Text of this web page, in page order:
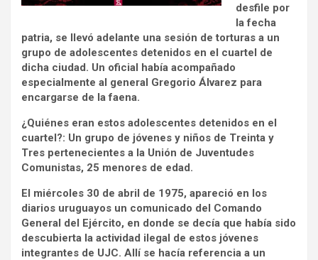
desfile por
la fecha
patria, se llevó adelante una sesión de torturas a un
grupo de adolescentes detenidos en el cuartel de
dicha ciudad. Un oficial había acompañado
especialmente al general Gregorio Álvarez para
encargarse de la faena.
¿Quiénes eran estos adolescentes detenidos en el
cuartel?: Un grupo de jóvenes y niños de Treinta y
Tres pertenecientes a la Unión de Juventudes
Comunistas, 25 menores de edad.
El miércoles 30 de abril de 1975, apareció en los
diarios uruguayos un comunicado del Comando
General del Ejército, en donde se decía que había sido
descubierta la actividad ilegal de estos jóvenes
integrantes de UJC. Allí se hacía referencia a un